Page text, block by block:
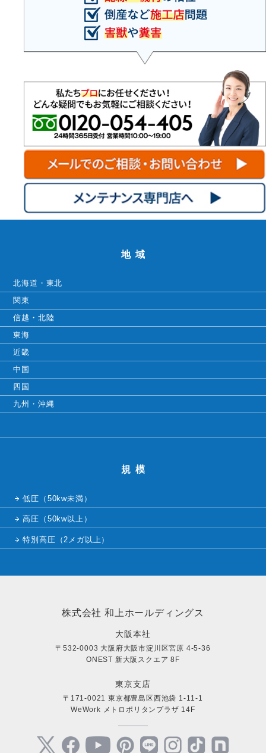
地域
北海道・東北
関東
信越・北陸
東海
近畿
中国
四国
九州・沖縄
規模
低圧（50kw未満）
高圧（50kw以上）
特別高圧（2メガ以上）
株式会社 和上ホールディングス
大阪本社
〒532-0003 大阪府大阪市淀川区宮原 4-5-36
ONEST 新大阪スクエア 8F
東京支店
〒171-0021 東京都豊島区西池袋 1-11-1
WeWork メトロポリタンプラザ 14F